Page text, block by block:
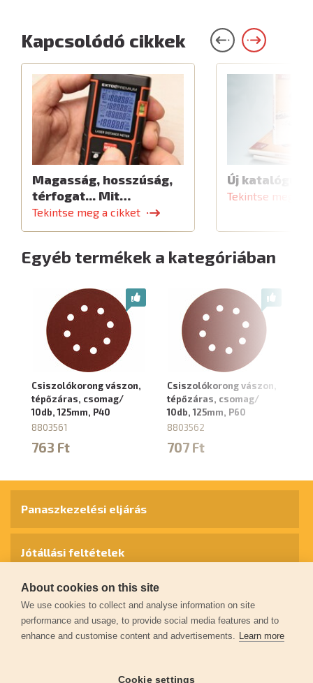
Kapcsolódó cikkek
Magasság, hosszúság,
térfogat... Mit…
Tekintse meg a cikket
Új katalógus
Tekintse meg a
Egyéb termékek a kategóriában
Csiszolókorong vászon,
tépőzáras, csomag/
10db, 125mm, P40
8803561
763 Ft
Csiszolókorong vászon,
tépőzáras, csomag/
10db, 125mm, P60
8803562
707 Ft
Panaszkezelési eljárás
Jótállási feltételek
Személyes adatok védelme
Kapcsolat
About cookies on this site
We use cookies to collect and analyse information on site
performance and usage, to provide social media features and to
enhance and customise content and advertisements. Learn more
Cookie settings